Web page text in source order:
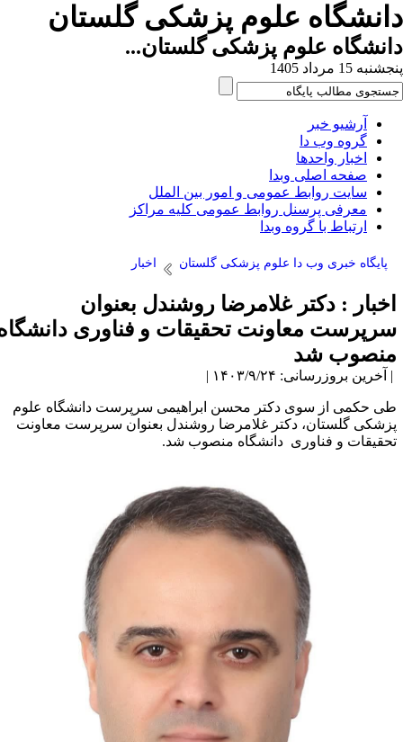
علوم پزشکی گلستان
علوم پزشکی گلستان...
15 مرداد 1405
آرشیو خبر
گروه وب دا
اخبار واحدها
صفحه اصلی وبدا
سایت روابط عمومی و امور بین الملل
معرفی پرسنل روابط عمومی کلیه مراکز
ارتباط با گروه وبدا
پایگاه خبری وب دا علوم پزشکی گلستان اخبار
: دکتر غلامرضا روشندل بعنوان
معاونت تحقیقات و فناوری دانشگاه
شد
بروزرسانی: ۱۴۰۳/۹/۲۴ |
حکمی از سوی دکتر محسن ابراهیمی سرپرست دانشگاه علوم
گلستان، دکتر غلامرضا روشندل بعنوان سرپرست معاونت
و فناوری دانشگاه منصوب شد.